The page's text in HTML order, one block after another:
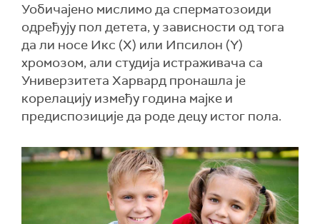
Уобичајено мислимо да сперматозоиди
одређују пол детета, у зависности од тога
да ли носе Икс (X) или Ипсилон (Y)
хромозом, али студија истраживача са
Универзитета Харвард пронашла је
корелацију између година мајке и
предиспозиције да роде децу истог пола.